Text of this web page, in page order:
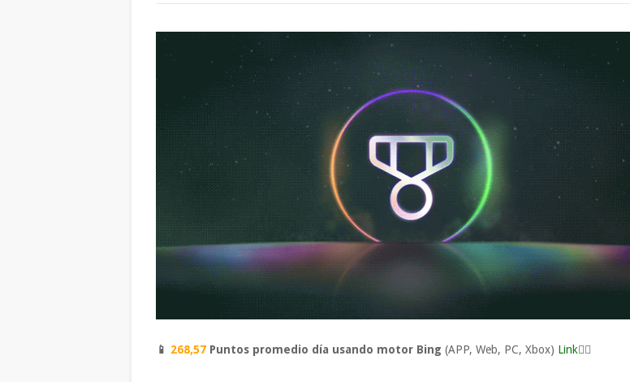
📱 268,57 Puntos promedio día usando motor Bing (APP, Web, PC, Xbox) Link👈🏼